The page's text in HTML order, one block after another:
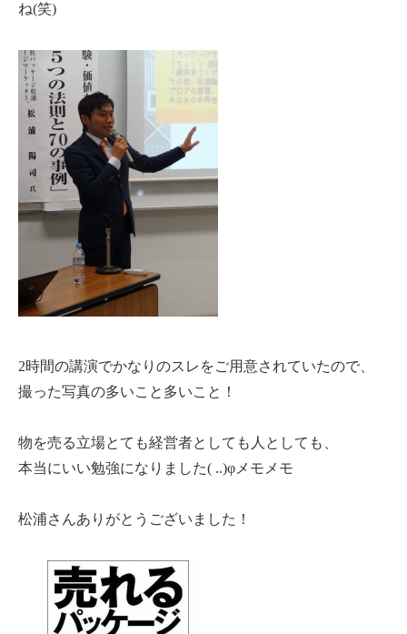
ね(笑)
2時間の講演でかなりのスレをご用意されていたので、
撮った写真の多いこと多いこと！
物を売る立場とても経営者としても人としても、
本当にいい勉強になりました( ..)φメモメモ
松浦さんありがとうございました！